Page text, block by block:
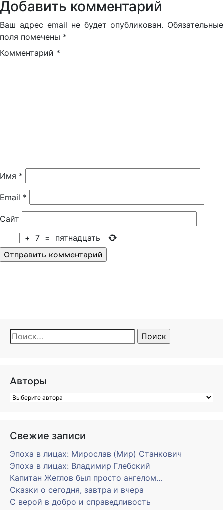
Добавить комментарий
Ваш адрес email не будет опубликован. Обязательные
поля помечены *
Комментарий *
Имя *
Email *
Сайт
+ 7 = пятнадцать
Найти:
Авторы
Свежие записи
Эпоха в лицах: Мирослав (Мир) Станкович
Эпоха в лицах: Владимир Глебский
Капитан Жеглов был просто ангелом…
Сказки о сегодня, завтра и вчера
С верой в добро и справедливость